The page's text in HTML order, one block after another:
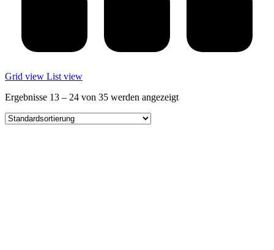
Grid view List view
Ergebnisse 13 – 24 von 35 werden angezeigt